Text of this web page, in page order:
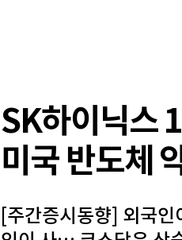
SK하이닉
미국 반도체
[주간증시동향] 외국